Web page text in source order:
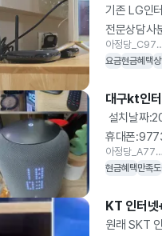
기존 LG인
전문상담사
희망일에
가능하도록
아정당
요금현금혜택
대구kt인터
설치날짜
휴대폰
어디가혜택
설치하는사
다방면으로
아정당_A77BC1
현금혜택만족도
KT 인터넷
원래 SKT